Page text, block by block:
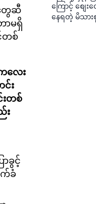
ေဆီ
ာမရှိ
တစ်
လေး
း
းတစ်
း
ခွင့်
က်ခံ
ကြောင့် စျေး
နေရတဲ့ မိသားစု